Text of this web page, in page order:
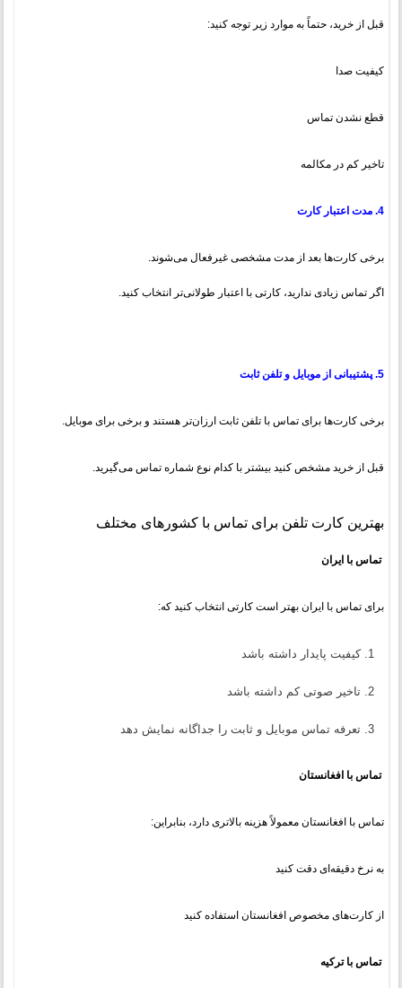
قبل از خرید، حتماً به موارد زیر توجه کنید:
کیفیت صدا
قطع نشدن تماس
تاخیر کم در مکالمه
4. مدت اعتبار کارت
برخی کارت‌ها بعد از مدت مشخصی غیرفعال می‌شوند.
اگر تماس زیادی ندارید، کارتی با اعتبار طولانی‌تر انتخاب کنید.
5. پشتیبانی از موبایل و تلفن ثابت
برخی کارت‌ها برای تماس با تلفن ثابت ارزان‌تر هستند و برخی برای موبایل.
قبل از خرید مشخص کنید بیشتر با کدام نوع شماره تماس می‌گیرید.
بهترین کارت تلفن برای تماس با کشورهای مختلف
تماس با ایران
برای تماس با ایران بهتر است کارتی انتخاب کنید که:
کیفیت پایدار داشته باشد
تاخیر صوتی کم داشته باشد
تعرفه تماس موبایل و ثابت را جداگانه نمایش دهد
تماس با افغانستان
تماس با افغانستان معمولاً هزینه بالاتری دارد، بنابراین:
به نرخ دقیقه‌ای دقت کنید
از کارت‌های مخصوص افغانستان استفاده کنید
تماس با ترکیه